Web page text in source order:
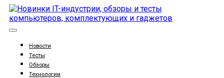
Новости
Тесты
Обзоры
Технологии